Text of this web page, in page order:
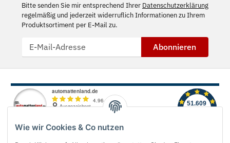
Wie wir Cookies & Co nutzen
Bitte senden Sie mir entsprechend Ihrer Datenschutzerklärung
regelmäßig und jederzeit widerruflich Informationen zu Ihrem
Produktsortiment per E-Mail zu.
Abonnieren